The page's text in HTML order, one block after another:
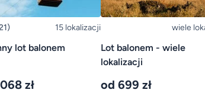
15 lokalizacji
lot balonem
zł
wiele
Lot balonem - wiele
lokalizacji
od 699 zł